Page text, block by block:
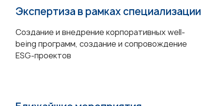
Экспертиза в рамках специализации
Создание и внедрение корпоративных well-
being программ, создание и сопровождение
ESG-проектов